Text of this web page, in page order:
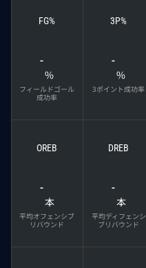
FG%
-
%
フィールドゴール
成功率
3P%
-
%
3ポイント成功率
OREB
-
本
平均オフェンシブ
リバウンド
DREB
-
本
平均ディフェンシ
ブリバウンド